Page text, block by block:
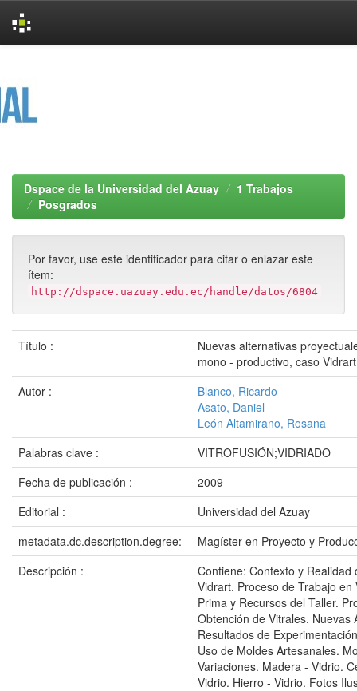
Dspace de la Universidad del Azuay
1 Trabajos
Posgrados
Por favor, use este identificador para citar o enlazar este
ítem:
http://dspace.uazuay.edu.ec/handle/datos/6804
Título :
Nuevas alternativas
mono - productivo, caso Vidrart
Autor :
Blanco, Ricardo
Asato, Daniel
León Altamirano, Rosana
Palabras clave :
VITROFUSIÓN;VIDRIADO
Fecha de publicación :
2009
Editorial :
Universidad del Azuay
metadata.dc.description.degree:
Magíster en Proyecto y
Descripción :
Contiene: Contexto y Realidad
Vidrart. Proceso de Trabajo en
Prima y Recursos del Taller.
Obtención de Vitrales. Nuevas
Resultados de
Uso de Moldes Artesanales.
Variaciones. Madera - Vidrio.
Vidrio. Hierro - Vidrio. Fotos